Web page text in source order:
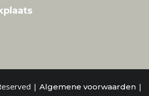
| Algemene voorwaarden |